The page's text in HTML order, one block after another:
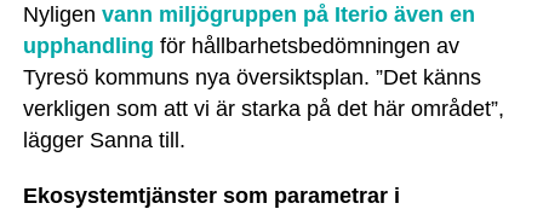
Nyligenvann miljögruppen på Iterio även en
upphandling för hållbarhetsbedömningen av
Tyresö kommuns nya översiktsplan. ”Det känns
verkligen som att vi är starka på det här området”,
lägger Sanna till.
Ekosystemtjänster som parametrar i